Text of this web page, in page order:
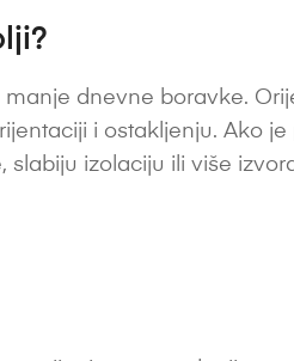
dnevne boravke.
i ostakljenju. Ako
izolaciju ili više